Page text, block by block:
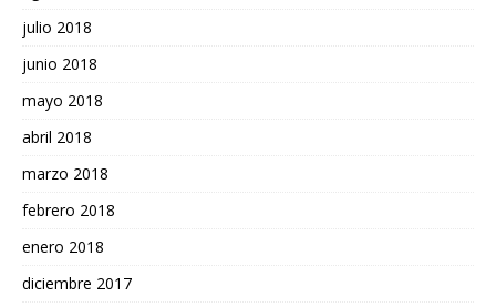
julio 2018
junio 2018
mayo 2018
abril 2018
marzo 2018
febrero 2018
enero 2018
diciembre 2017